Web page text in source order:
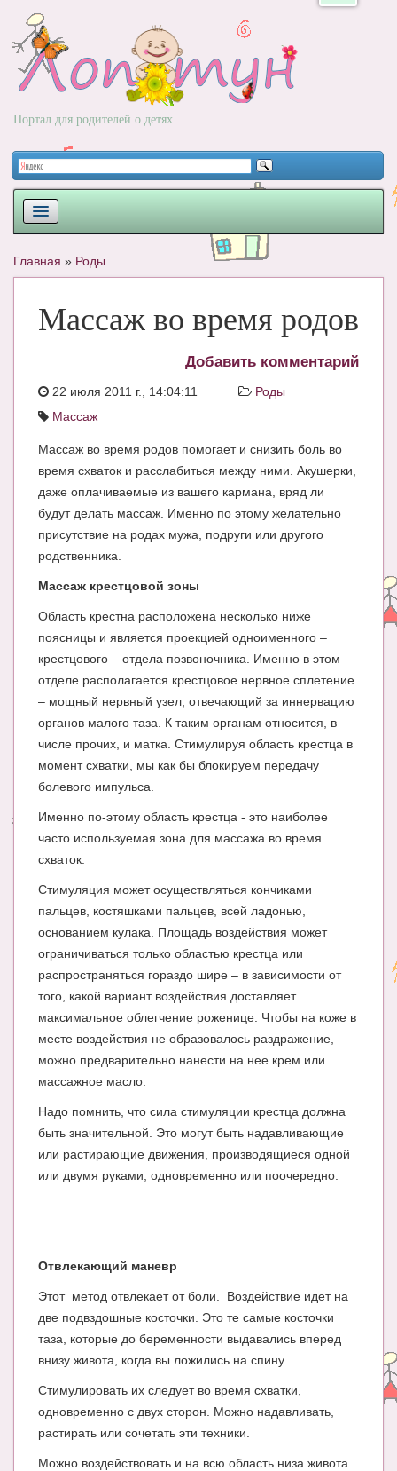
Портал для родителей о детях
НОВОРОЖДЕННЫЙ
ВОПРОС-ОТВЕТ
ЧАТ
КНИГИ
Рекомендовано
Сказки
ПСИХОЛОГИЯ
ЗДОРОВЬЕ
МОДА И КРАСОТА
КОНКУРСЫ
СООБЩЕСТВА
БЛОГИ
Календарь беременности
МАМИНА БИБЛИОТЕКА
Имена. Святцы
Энциклопедия беременных
Мамина энциклопедия
СЕРВИСЫ И ПРИЛОЖЕНИЯ
Приложения для Android
Опросы
Сотрудничество. Авторам
Главная » Роды
Массаж во время родов
Добавить комментарий
22 июля 2011 г., 14:04:11
Роды
Массаж
Массаж во время родов помогает и снизить боль во
время схваток и расслабиться между ними. Акушерки,
даже оплачиваемые из вашего кармана, вряд ли
будут делать массаж. Именно по этому желательно
присутствие на родах мужа, подруги или другого
родственника.
Массаж крестцовой зоны
Область крестна расположена несколько ниже
поясницы и является проекцией одноименного –
крестцового – отдела позвоночника. Именно в этом
отделе располагается крестцовое нервное сплетение
– мощный нервный узел, отвечающий за иннервацию
органов малого таза. К таким органам относится, в
числе прочих, и матка. Стимулируя область крестца в
момент схватки, мы как бы блокируем передачу
болевого импульса.
Именно по-этому область крестца - это наиболее
часто используемая зона для массажа во время
схваток.
Стимуляция может осуществляться кончиками
пальцев, костяшками пальцев, всей ладонью,
основанием кулака. Площадь воздействия может
ограничиваться только областью крестца или
распространяться гораздо шире – в зависимости от
того, какой вариант воздействия доставляет
максимальное облегчение роженице. Чтобы на коже в
месте воздействия не образовалось раздражение,
можно предварительно нанести на нее крем или
массажное масло.
Надо помнить, что сила стимуляции крестца должна
быть значительной. Это могут быть надавливающие
или растирающие движения, производящиеся одной
или двумя руками, одновременно или поочередно.
Отвлекающий маневр
Этот метод отвлекает от боли. Воздействие идет на
две подвздошные косточки. Это те самые косточки
таза, которые до беременности выдавались вперед
внизу живота, когда вы ложились на спину.
Стимулировать их следует во время схватки,
одновременно с двух сторон. Можно надавливать,
растирать или сочетать эти техники.
Можно воздействовать и на всю область низа живота.